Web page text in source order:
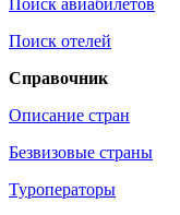
Поиск авиабилетов
Поиск отелей
Справочник
Описание стран
Безвизовые страны
Туроператоры